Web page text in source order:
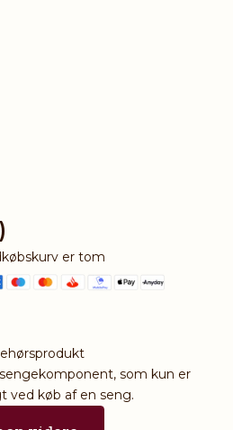
er tom
som kun er
ved køb af en seng.